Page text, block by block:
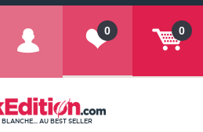
0
0
BLANCHE... AU BEST SELLER